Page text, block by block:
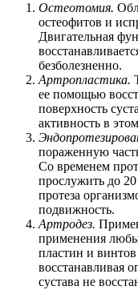
Остеотомия.
остеофитов и
Двигательная
безболезненно.
Артропластика.
ее помощью
поверхность
активность в
пораженную
Со временем
прослужить до
протеза
подвижность.
Артродез.
применения
пластин и
восстанавливая
сустава не